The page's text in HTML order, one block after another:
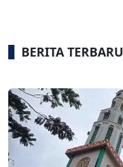
BERITA TERBARU